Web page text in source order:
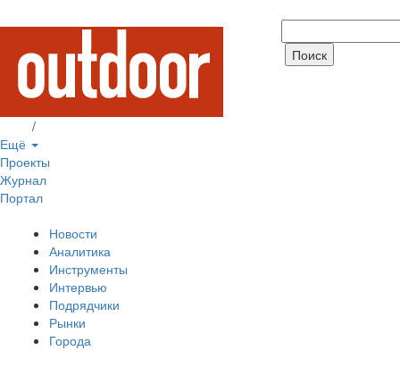
/
Ещё
Проекты
Журнал
Портал
Новости
Аналитика
Инструменты
Интервью
Подрядчики
Рынки
Города